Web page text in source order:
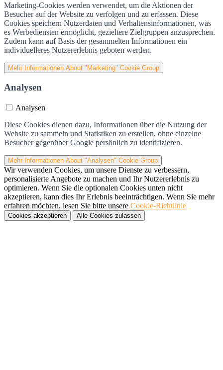
Marketing-Cookies werden verwendet, um die Aktionen der
Besucher auf der Website zu verfolgen und zu erfassen. Diese
Cookies speichern Nutzerdaten und Verhaltensinformationen, was
es Werbediensten ermöglicht, gezieltere Zielgruppen anzusprechen.
Zudem kann auf Basis der gesammelten Informationen ein
individuelleres Nutzererlebnis geboten werden.
Mehr Informationen About "Marketing" Cookie Group
Analysen
Analysen
Diese Cookies dienen dazu, Informationen über die Nutzung der
Website zu sammeln und Statistiken zu erstellen, ohne einzelne
Besucher gegenüber Google persönlich zu identifizieren.
Mehr Informationen About "Analysen" Cookie Group
Wir verwenden Cookies, um unsere Dienste zu verbessern,
personalisierte Angebote zu machen und Ihr Nutzererlebnis zu
optimieren. Wenn Sie die optionalen Cookies unten nicht
akzeptieren, kann dies Ihr Erlebnis beeinträchtigen. Wenn Sie mehr
erfahren möchten, lesen Sie bitte unsere Cookie-Richtlinie
Cookies akzeptieren Alle Cookies zulassen